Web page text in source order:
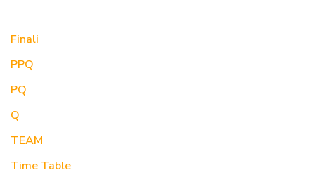
Finali
PPQ
PQ
Q
TEAM
Time Table